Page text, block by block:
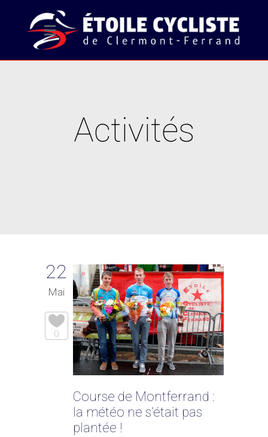
Activités
22
Mai
0
Course de Montferrand :
la météo ne s’était pas
plantée !